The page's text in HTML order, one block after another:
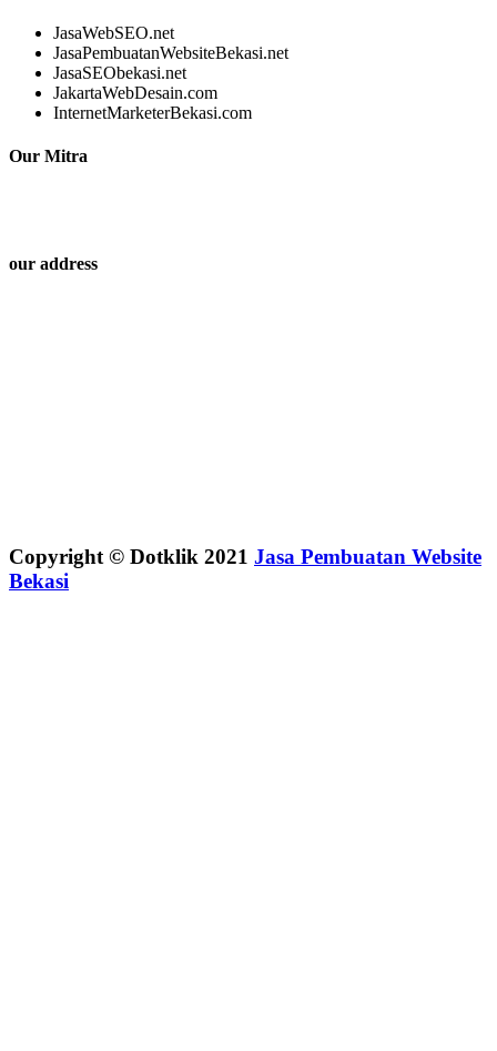
JasaWebSEO.net
JasaPembuatanWebsiteBekasi.net
JasaSEObekasi.net
JakartaWebDesain.com
InternetMarketerBekasi.com
Our Mitra
our address
Copyright © Dotklik 2021 Jasa Pembuatan Website
Bekasi